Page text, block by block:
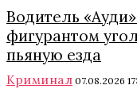
Водитель
фигурантом
пьяную езда
Криминал 07.08.2026